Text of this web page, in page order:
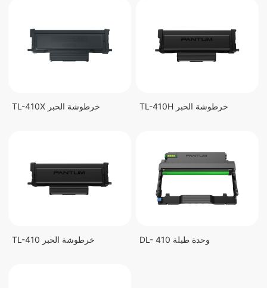
TL-410X خرطوشة الحبر TL-410H خرطوشة الحبر
TL-410 خرطوشة الحبر DL- 410 وحدة طبلة